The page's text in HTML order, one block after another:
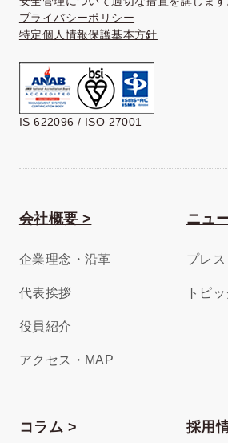
プライバシーポリシー
特定個人情報保護基本方針
IS 622096 / ISO 27001
会社概要 >
企業理念・沿革
代表挨拶
役員紹介
アクセス・MAP
ニュ
プレス
トピ
コラム > 採用